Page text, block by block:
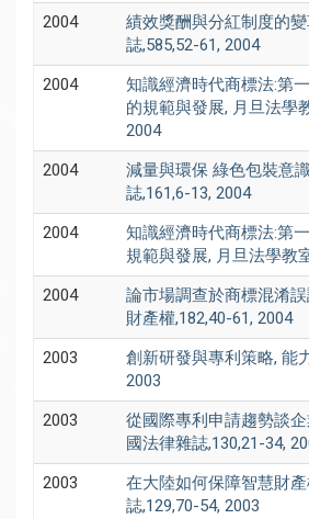
2004
績效獎酬與分紅制度的
誌,585,52-61, 2004
2004
知識經濟時代商標法:第
的規範與發展, 月旦法學
2004
2004
減量與環保 綠色包裝意
誌,161,6-13, 2004
2004
知識經濟時代商標法:第
規範與發展, 月旦法學教
2004
論市場調查於商標混淆
財產權,182,40-61, 2004
2003
創新研發與專利策略, 能
2003
2003
從國際專利申請趨勢談
國法律雜誌,130,21-34,
2003
在大陸如何保障智慧財
誌,129,70-54, 2003